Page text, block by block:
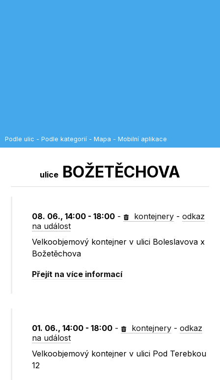
Podle ulic - Podle kategorií - Mapa - Mobilní aplikace
ulice BOŽETĚCHOVA
08. 06., 14:00 - 18:00 - kontejnery -odkaz
na událost
Velkoobjemový kontejner v ulici Boleslavova x
Božetěchova
Přejít na více informací
01. 06., 14:00 - 18:00 - kontejnery -odkaz
na událost
Velkoobjemový kontejner v ulici Pod Terebkou
12